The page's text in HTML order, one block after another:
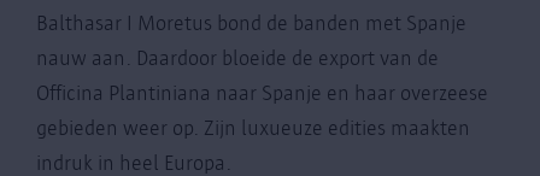
Balthasar I Moretus bond de banden met Spanje
nauw aan. Daardoor bloeide de export van de
Officina Plantiniana naar Spanje en haar overzeese
gebieden weer op. Zijn luxueuze edities maakten
indruk in heel Europa.